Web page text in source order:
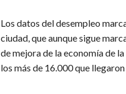
Los datos del desempleo
ciudad, que aunque sigue
de mejora de la economía de
los más de 16.000 que